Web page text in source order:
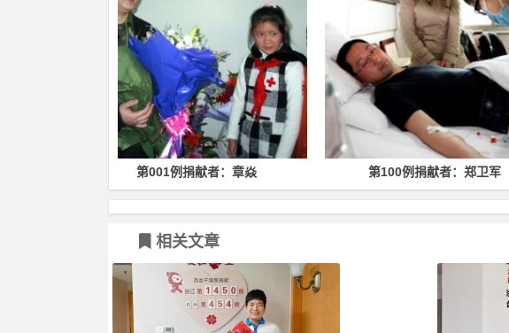
第100例捐献者：郑卫军 第200例捐献者：
相关文章